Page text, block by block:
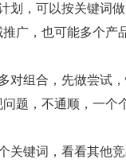
划，可以按关键词
广，也可能多个
对组合，先做尝试
题，不通顺，一
关键词，看看其他